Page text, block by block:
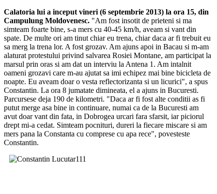
Calatoria lui a inceput vineri (6 septembrie 2013) la ora 15, din
Campulung Moldovenesc. "Am fost insotit de prieteni si ma
simteam foarte bine, s-a mers cu 40-45 km/h, aveam si vant din
spate. De multe ori am tinut chiar eu trena, chiar daca ar fi trebuit eu
sa merg la trena lor. A fost grozav. Am ajuns apoi in Bacau si m-am
alaturat protestului privind salvarea Rosiei Montane, am participat la
marsul prin oras si am dat un interviu la Antena 1. Am intalnit
oameni grozavi care m-au ajutat sa imi echipez mai bine bicicleta de
noapte. Eu aveam doar o vesta reflectorizanta si un licurici", a spus
Constantin. La ora 8 jumatate dimineata, el a ajuns in Bucuresti.
Parcursese deja 190 de kilometri. "Daca ar fi fost alte conditii as fi
putut merge asa bine in continuare, numai ca de la Bucuresti am
avut doar vant din fata, in Dobrogea urcari fara sfarsit, iar piciorul
drept mi-a cedat. Simteam pocnituri, dureri la fiecare miscare si am
mers pana la Constanta cu comprese cu apa rece", povesteste
Constantin.